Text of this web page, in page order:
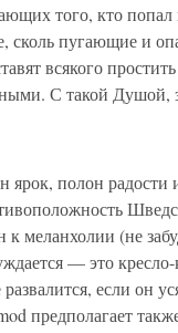
того, кто попал
сколь пугающие и
всякого
С такой Душой,
ярок, полон
к меланхолии (не
— это
если он
предполагает